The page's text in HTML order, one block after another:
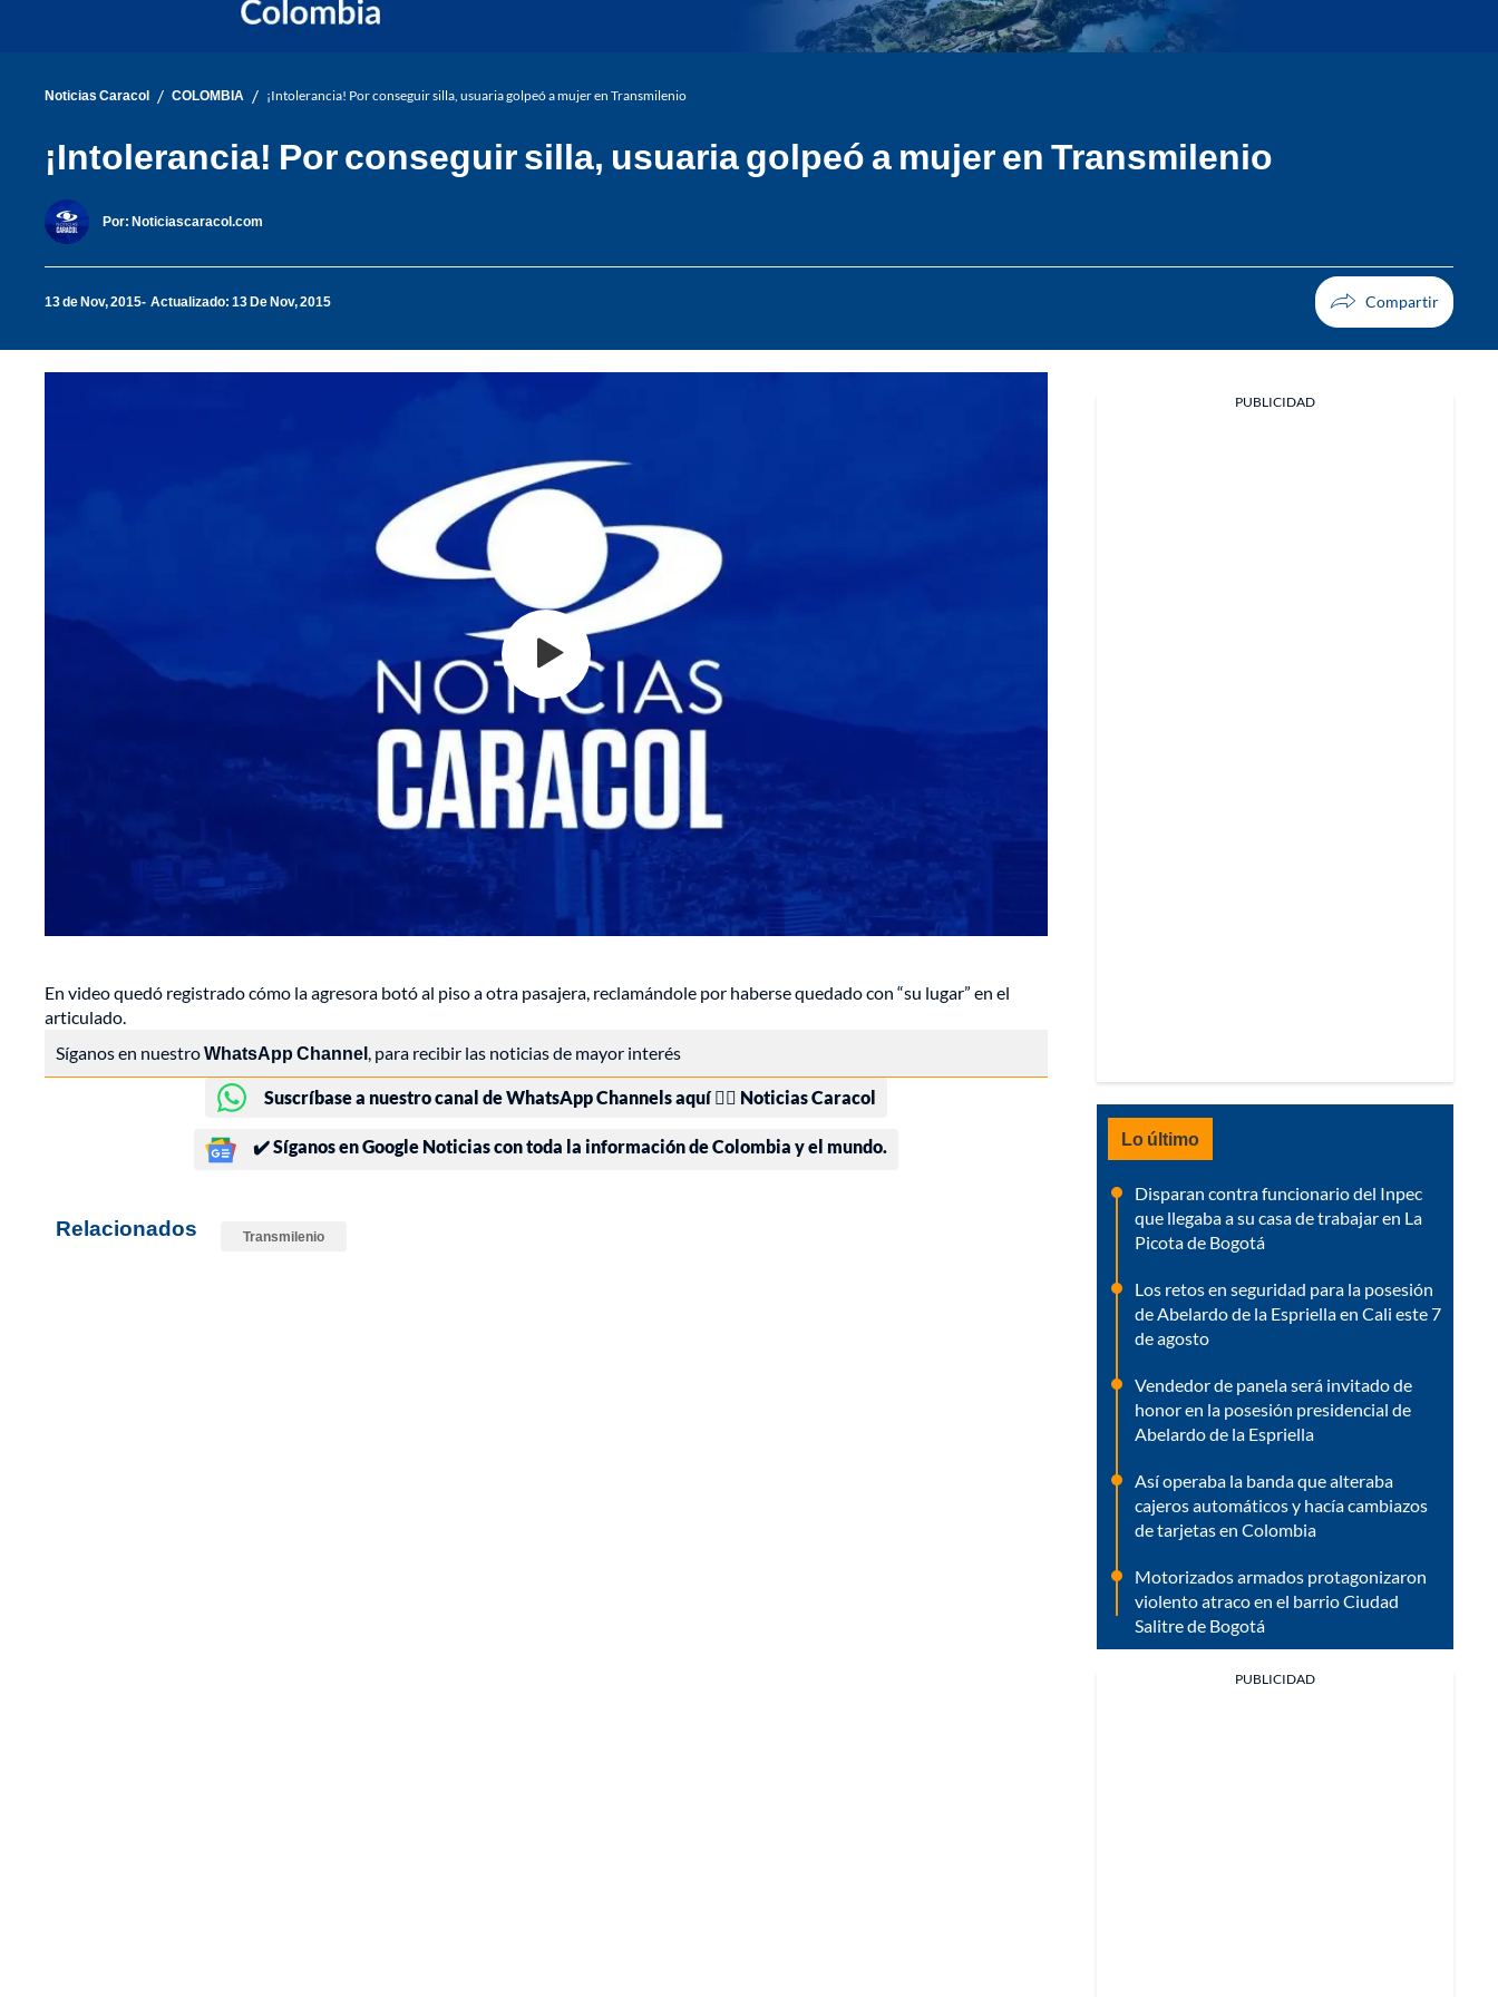
Noticias Caracol / COLOMBIA / ¡Intolerancia! Por conseguir silla, usuaria golpeó a mujer en Transmilenio
¡Intolerancia! Por conseguir silla, usuaria golpeó a mujer en Transmilenio
Por: Noticiascaracol.com
13 de Nov, 2015 Actualizado: 13 De Nov, 2015
En video quedó registrado cómo la agresora botó al piso a otra pasajera, reclamándole por haberse quedado con “su lugar” en el
articulado.
Síganos en nuestroWhatsApp Channel, para recibir las noticias de mayor interés
Suscríbase a nuestro canal de WhatsApp Channels aquí 👉🏻 Noticias Caracol
✔️ Síganos en Google Noticias con toda la información de Colombia y el mundo.
Relacionados Transmilenio
PUBLICIDAD
Lo último
Disparan contra funcionario del Inpec
que llegaba a su casa de trabajar en La
Picota de Bogotá
Los retos en seguridad para la posesión
de Abelardo de la Espriella en Cali este 7
de agosto
Vendedor de panela será invitado de
honor en la posesión presidencial de
Abelardo de la Espriella
Así operaba la banda que alteraba
cajeros automáticos y hacía cambiazos
de tarjetas en Colombia
Motorizados armados protagonizaron
violento atraco en el barrio Ciudad
Salitre de Bogotá
PUBLICIDAD